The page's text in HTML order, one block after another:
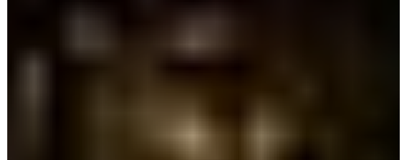
Battery Hill Mining
Pan for gold (and keep whatever treasures you find!) while learning